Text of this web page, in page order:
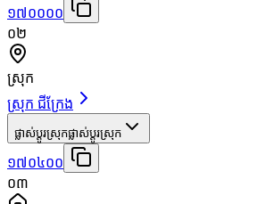
១៧០០០០
០២
ស្រុក
ស្រុក ជីក្រែង
ផ្លាស់ប្តូរស្រុកផ្លាស់ប្តូរស្រុក
១៧០៤០០
០៣